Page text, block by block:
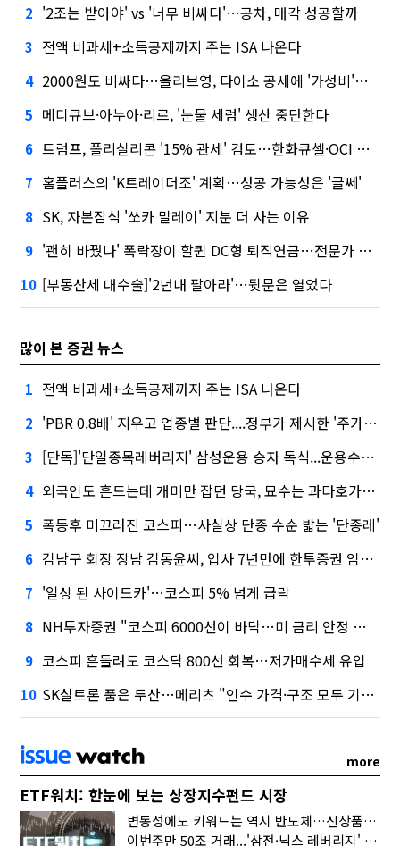
2 '2조는 받아야' vs '너무 비싸다'…공차, 매각 성공할까
3 전액 비과세+소득공제까지 주는 ISA 나온다
4 2000원도 비싸다…올리브영, 다이소 공세에 '가성비'로 맞불
5 메디큐브·아누아·리르, '눈물 세럼' 생산 중단한다
6 트럼프, 폴리실리콘 '15% 관세' 검토…한화큐셀·OCI 영향은?
7 홈플러스의 'K트레이더조' 계획…성공 가능성은 '글쎄'
8 SK, 자본잠식 '쏘카 말레이' 지분 더 사는 이유
9 '괜히 바꿨나' 폭락장이 할퀸 DC형 퇴직연금…전문가 조언은
10 [부동산세 대수술]'2년내 팔아라'…뒷문은 열었다
많이 본 증권 뉴스
1 전액 비과세+소득공제까지 주는 ISA 나온다
2 'PBR 0.8배' 지우고 업종별 판단....정부가 제시한 '주가 누르기' 방지법
3 [단독]'단일종목레버리지' 삼성운용 승자 독식...운용수익 미래에셋의 6배
4 외국인도 흔드는데 개미만 잡던 당국, 묘수는 과다호가부담금?
5 폭등후 미끄러진 코스피…사실상 단종 수순 밟는 '단종레'
6 김남구 회장 장남 김동윤씨, 입사 7년만에 한투증권 임원 승진
7 '일상 된 사이드카'…코스피 5% 넘게 급락
8 NH투자증권 "코스피 6000선이 바닥…미 금리 안정 후 추가 회복"
9 코스피 흔들려도 코스닥 800선 회복…저가매수세 유입
10 SK실트론 품은 두산…메리츠 "인수 가격·구조 모두 기대 이상"
more
ETF워치: 한눈에 보는 상장지수펀드 시장
변동성에도 키워드는 역시 반도체…신상품은 우주·방산
이번주만 50조 거래...'삼전·닉스 레버리지' 수익률은 -30%